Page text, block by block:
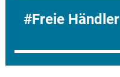
Freie Händler